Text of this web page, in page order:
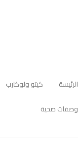
الرئيسة كيتو ولوكارب
وصفات صحية